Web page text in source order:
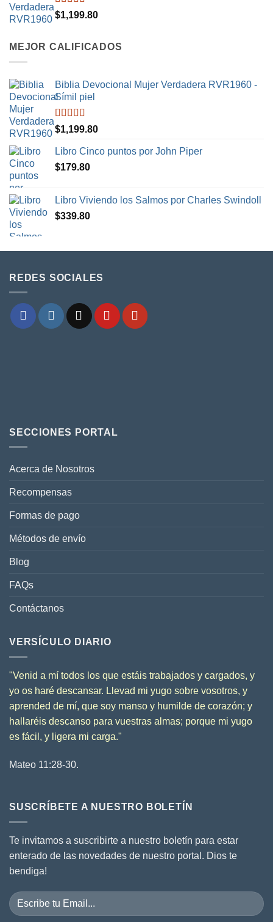
Valorado en
5.00
$1,199.80
MEJOR CALIFICADOS
Biblia Devocional Mujer Verdadera RVR1960 -
Símil piel
Valorado en
5.00
$1,199.80
Libro Cinco puntos por John Piper
$179.80
Libro Viviendo los Salmos por Charles Swindoll
$339.80
REDES SOCIALES
SECCIONES PORTAL
Acerca de Nosotros
Recompensas
Formas de pago
Métodos de envío
Blog
FAQs
Contáctanos
VERSÍCULO DIARIO
"Venid a mí todos los que estáis trabajados y cargados, y
yo os haré descansar. Llevad mi yugo sobre vosotros, y
aprended de mí, que soy manso y humilde de corazón; y
hallaréis descanso para vuestras almas; porque mi yugo
es fácil, y ligera mi carga."
Mateo 11:28-30.
SUSCRÍBETE A NUESTRO BOLETÍN
Te invitamos a suscribirte a nuestro boletín para estar
enterado de las novedades de nuestro portal. Dios te
bendiga!